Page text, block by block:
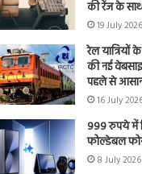
की रेंज के
19 July
रेल
की नई
पहले से
16 July
999 रुपये में
फोल्डेबल
8 July